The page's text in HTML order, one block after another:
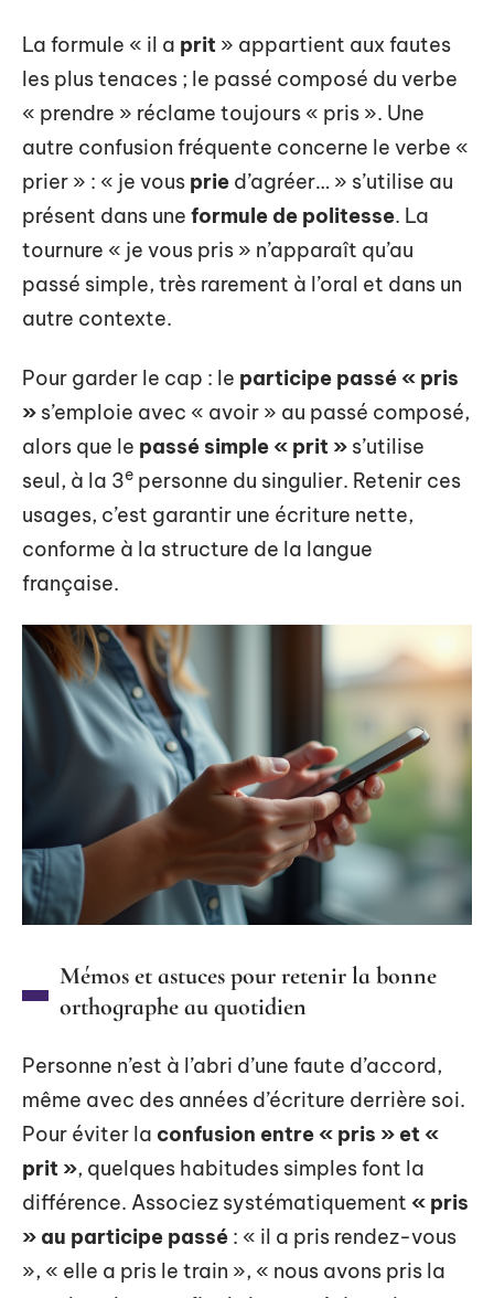
La formule « il a prit » appartient aux fautes
les plus tenaces ; le passé composé du verbe
« prendre » réclame toujours « pris ». Une
autre confusion fréquente concerne le verbe «
prier » : « je vous prie d’agréer… » s’utilise au
présent dans une formule de politesse. La
tournure « je vous pris » n’apparaît qu’au
passé simple, très rarement à l’oral et dans un
autre contexte.
Pour garder le cap : le participe passé « pris
» s’emploie avec « avoir » au passé composé,
alors que le passé simple « prit » s’utilise
seul, à la 3e personne du singulier. Retenir ces
usages, c’est garantir une écriture nette,
conforme à la structure de la langue
française.
Mémos et astuces pour retenir la bonne
orthographe au quotidien
Personne n’est à l’abri d’une faute d’accord,
même avec des années d’écriture derrière soi.
Pour éviter la confusion entre « pris » et «
prit », quelques habitudes simples font la
différence. Associez systématiquement « pris
» au participe passé : « il a pris rendez-vous
», « elle a pris le train », « nous avons pris la